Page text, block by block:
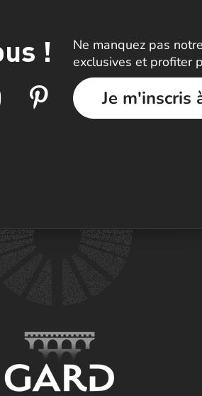
!
Ne manquez pas
exclusives et profiter
Je m'inscris